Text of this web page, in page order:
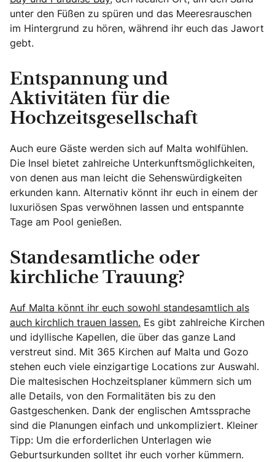
unter den Füßen zu spüren und das Meeresrauschen
im Hintergrund zu hören, während ihr euch das Jawort
gebt.
Entspannung und
Aktivitäten für die
Hochzeitsgesellschaft
Auch eure Gäste werden sich auf Malta wohlfühlen.
Die Insel bietet zahlreiche Unterkunftsmöglichkeiten,
von denen aus man leicht die Sehenswürdigkeiten
erkunden kann. Alternativ könnt ihr euch in einem der
luxuriösen Spas verwöhnen lassen und entspannte
Tage am Pool genießen.
Standesamtliche oder
kirchliche Trauung?
Auf Malta könnt ihr euch sowohl standesamtlich als
auch kirchlich trauen lassen. Es gibt zahlreiche Kirchen
und idyllische Kapellen, die über das ganze Land
verstreut sind. Mit 365 Kirchen auf Malta und Gozo
stehen euch viele einzigartige Locations zur Auswahl.
Die maltesischen Hochzeitsplaner kümmern sich um
alle Details, von den Formalitäten bis zu den
Gastgeschenken. Dank der englischen Amtssprache
sind die Planungen einfach und unkompliziert. Kleiner
Tipp: Um die erforderlichen Unterlagen wie
Geburtsurkunden solltet ihr euch vorher kümmern.